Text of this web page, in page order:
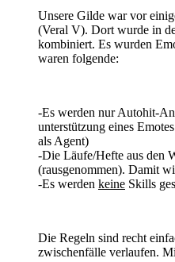
Unsere Gilde war vor
(Veral V). Dort wurde in
kombiniert. Es wurden
waren folgende:
-Es werden nur Autohit-
unterstützung eines
als Agent)
-Die Läufe/Hefte aus den
(rausgenommen). Damit
-Es werden keine Skills
Die Regeln sind recht
zwischenfälle verlaufen.